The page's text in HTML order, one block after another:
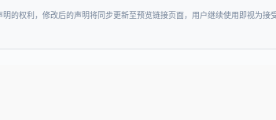
的权利，修改后的声明将同步更新至预览链接页面，用户继续使用即视为接